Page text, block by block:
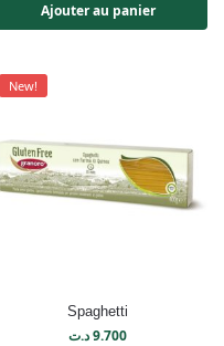
Ajouter au panier
New!
Spaghetti
9.700د.ت